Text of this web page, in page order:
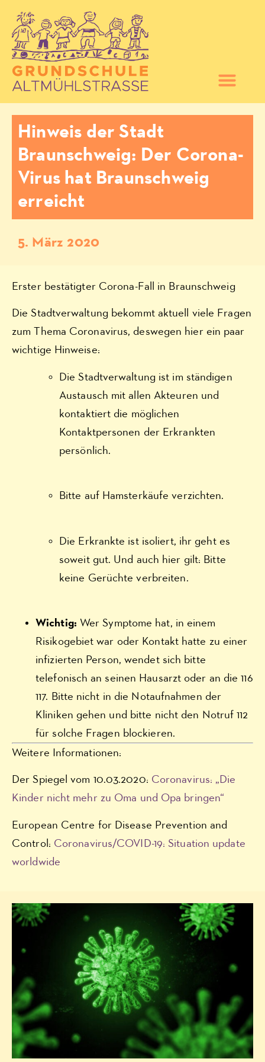
Hinweis der Stadt
Braunschweig: Der Corona-
Virus hat Braunschweig
erreicht
5. März 2020
Erster bestätigter Corona-Fall in Braunschweig
Die Stadtverwaltung bekommt aktuell viele Fragen
zum Thema Coronavirus, deswegen hier ein paar
wichtige Hinweise:
Die Stadtverwaltung ist im ständigen
Austausch mit allen Akteuren und
kontaktiert die möglichen
Kontaktpersonen der Erkrankten
persönlich.
Bitte auf Hamsterkäufe verzichten.
Die Erkrankte ist isoliert, ihr geht es
soweit gut. Und auch hier gilt: Bitte
keine Gerüchte verbreiten.
Wichtig: Wer Symptome hat, in einem
Risikogebiet war oder Kontakt hatte zu einer
infizierten Person, wendet sich bitte
telefonisch an seinen Hausarzt oder an die 116
117. Bitte nicht in die Notaufnahmen der
Kliniken gehen und bitte nicht den Notruf 112
für solche Fragen blockieren.
Weitere Informationen:
Der Spiegel vom 10.03.2020: Coronavirus: „Die
Kinder nicht mehr zu Oma und Opa bringen“
European Centre for Disease Prevention and
Control: Coronavirus/COVID-19: Situation update
worldwide